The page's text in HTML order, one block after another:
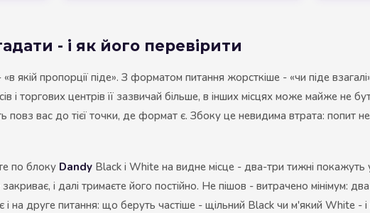
JM
Arizona
Cigaronne
- і як його перевірити
якій пропорції піде». З форматом питання жорсткіше - «чи піде
і торгових центрів її зазвичай більше, в інших місцях може майже не
повз вас до тієї точки, де формат є. Збоку це невидима втрата: попит
по блоку Dandy Black і White на видне місце - два-три тижні покажуть
і далі тримаєте його постійно. Не пішов - витрачено мінімум:
на друге питання: що беруть частіше - щільний Black чи м'який White - і